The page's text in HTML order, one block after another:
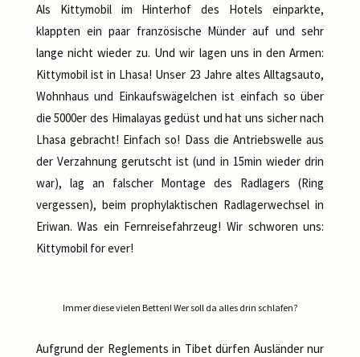
Als Kittymobil im Hinterhof des Hotels einparkte,
klappten ein paar französische Münder auf und sehr
lange nicht wieder zu. Und wir lagen uns in den Armen:
Kittymobil ist in Lhasa! Unser 23 Jahre altes Alltagsauto,
Wohnhaus und Einkaufswägelchen ist einfach so über
die 5000er des Himalayas gedüst und hat uns sicher nach
Lhasa gebracht! Einfach so! Dass die Antriebswelle aus
der Verzahnung gerutscht ist (und in 15min wieder drin
war), lag an falscher Montage des Radlagers (Ring
vergessen), beim prophylaktischen Radlagerwechsel in
Eriwan. Was ein Fernreisefahrzeug! Wir schworen uns:
Kittymobil for ever!
Immer diese vielen Betten! Wer soll da alles drin schlafen?
Aufgrund der Reglements in Tibet dürfen Ausländer nur